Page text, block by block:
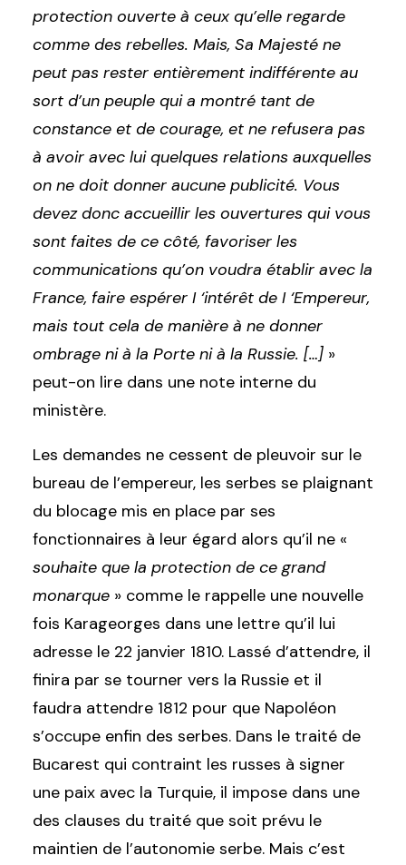
protection ouverte à ceux qu’elle regarde
comme des rebelles. Mais, Sa Majesté ne
peut pas rester entièrement indifférente au
sort d’un peuple qui a montré tant de
constance et de courage, et ne refusera pas
à avoir avec lui quelques relations auxquelles
on ne doit donner aucune publicité. Vous
devez donc accueillir les ouvertures qui vous
sont faites de ce côté, favoriser les
communications qu’on voudra établir avec la
France, faire espérer I ‘intérêt de I ‘Empereur,
mais tout cela de manière à ne donner
ombrage ni à la Porte ni à la Russie. […] »
peut-on lire dans une note interne du
ministère.
Les demandes ne cessent de pleuvoir sur le
bureau de l’empereur, les serbes se plaignant
du blocage mis en place par ses
fonctionnaires à leur égard alors qu’il ne «
souhaite que la protection de ce grand
monarque » comme le rappelle une nouvelle
fois Karageorges dans une lettre qu’il lui
adresse le 22 janvier 1810. Lassé d’attendre, il
finira par se tourner vers la Russie et il
faudra attendre 1812 pour que Napoléon
s’occupe enfin des serbes. Dans le traité de
Bucarest qui contraint les russes à signer
une paix avec la Turquie, il impose dans une
des clauses du traité que soit prévu le
maintien de l’autonomie serbe. Mais c’est